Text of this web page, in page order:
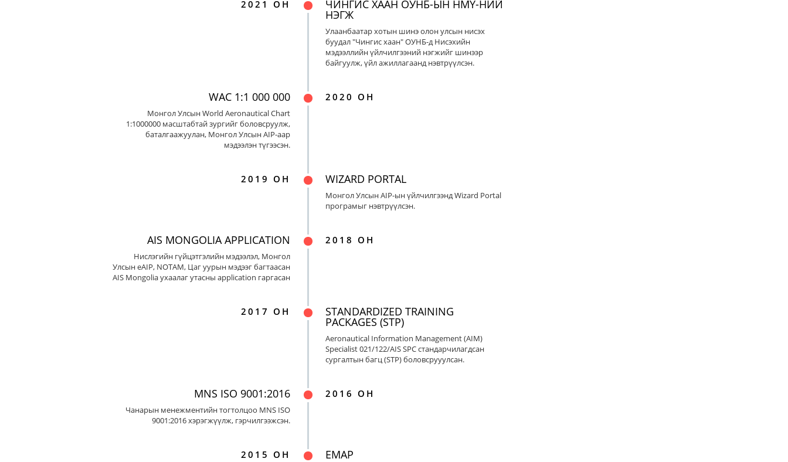
2021 ОН ЧИНГИС ХААН ОУНБ-ЫН НМҮ-НИЙ
НЭГЖ
Улаанбаатар хотын шинэ олон улсын нисэх
буудал "Чингис хаан" ОУНБ-д Нисэхийн
мэдээллийн үйлчилгээний нэгжийг шинээр
байгуулж, үйл ажиллагаанд нэвтрүүлсэн.
2020 ОН
WAC 1:1 000 000
Монгол Улсын World Aeronautical Chart
1:1000000 масштабтай зургийг боловсруулж,
баталгаажуулан, Монгол Улсын AIP-аар
мэдээлэн түгээсэн.
2019 ОН WIZARD PORTAL
Монгол Улсын AIP-ын үйлчилгээнд Wizard Portal
програмыг нэвтрүүлсэн.
2018 ОН
AIS MONGOLIA APPLICATION
Нислэгийн гүйцэтгэлийн мэдээлэл, Монгол
Улсын eAIP, NOTAM, Цаг уурын мэдээг багтаасан
AIS Mongolia ухаалаг утасны application гаргасан
2017 ОН STANDARDIZED TRAINING
PACKAGES (STP)
Aeronautical Information Management (AIM)
Specialist 021/122/AIS SPC стандарчилагдсан
сургалтын багц (STP) боловсрууулсан.
2016 ОН
MNS ISO 9001:2016
Чанарын менежментийн тогтолцоо MNS ISO
9001:2016 хэрэгжүүлж, гэрчилгээжсэн.
2015 ОН EMAP